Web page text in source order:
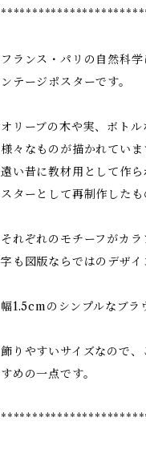
フランス・パリの自然科
ンテージポスターです。
オリーブの木や実、ボト
様々なものが描かれていま
遠い昔に教材用として作
スターとして再制作したも
それぞれのモチーフがカ
字も図版ならではのデザイ
幅1.5cmのシンプルなブラ
飾りやすいサイズなので
すめの一点です。